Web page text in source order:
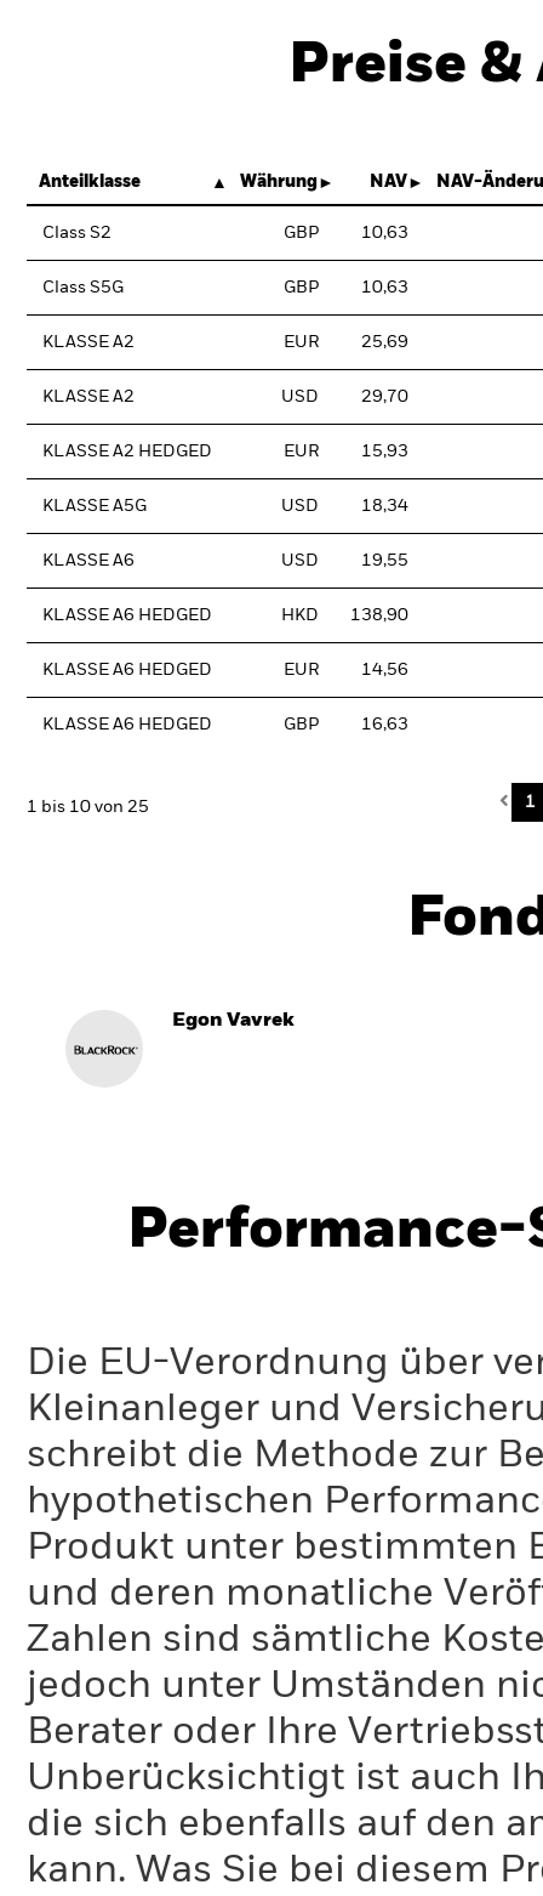
Preise
Anteilklasse Währung NAV NAV-
Class S2 GBP 10,63
Class S5G GBP 10,63
KLASSE A2 EUR 25,69
KLASSE A2 USD 29,70
KLASSE A2 HEDGED EUR 15,93
KLASSE A5G USD 18,34
KLASSE A6 USD 19,55
KLASSE A6 HEDGED HKD 138,90
KLASSE A6 HEDGED EUR 14,56
KLASSE A6 HEDGED GBP 16,63
1 bis 10 von 25 1
Egon Vavrek
Performance-
Die EU-Verordnung über
Kleinanleger und
schreibt die Methode zur
hypothetischen
Produkt unter bestimmten
und deren monatliche
Zahlen sind sämtliche
jedoch unter Umständen
Berater oder Ihre
Unberücksichtigt ist auch
die sich ebenfalls auf den
kann. Was Sie bei diesem